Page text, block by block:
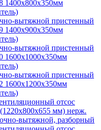
1400х800х350мм
вытяжной пристенный
1400х900х350мм
вытяжной пристенный
1600х1000х350мм
вытяжной пристенный
1600х1200х350мм
отсос
мм) нерж.
вытяжной, разборный